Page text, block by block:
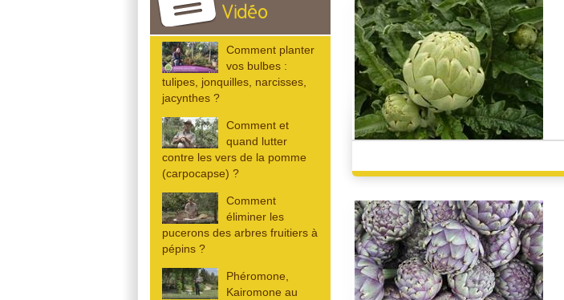
Vidéo
Comment planter
vos bulbes :
tulipes, jonquilles, narcisses,
jacynthes ?
Comment et
quand lutter
contre les vers de la pomme
(carpocapse) ?
Comment
éliminer les
pucerons des arbres fruitiers à
pépins ?
Phéromone,
Kairomone au